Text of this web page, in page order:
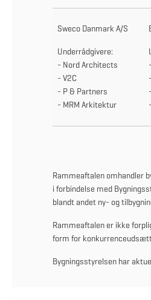
Sweco Danmark A/S
Underrådgivere:
- Nord Architects
- V2C
- P & Partners
- MRM Arkitektur
Rammeaftalen omhandler
i forbindelse med
blandt andet ny- og
Rammeaftalen er ikke
form for
Bygningsstyrelsen har